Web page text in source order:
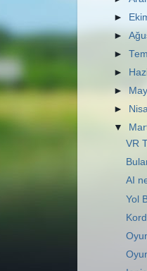
►
►
►
►
►
►
▼
VR
AI
Yol